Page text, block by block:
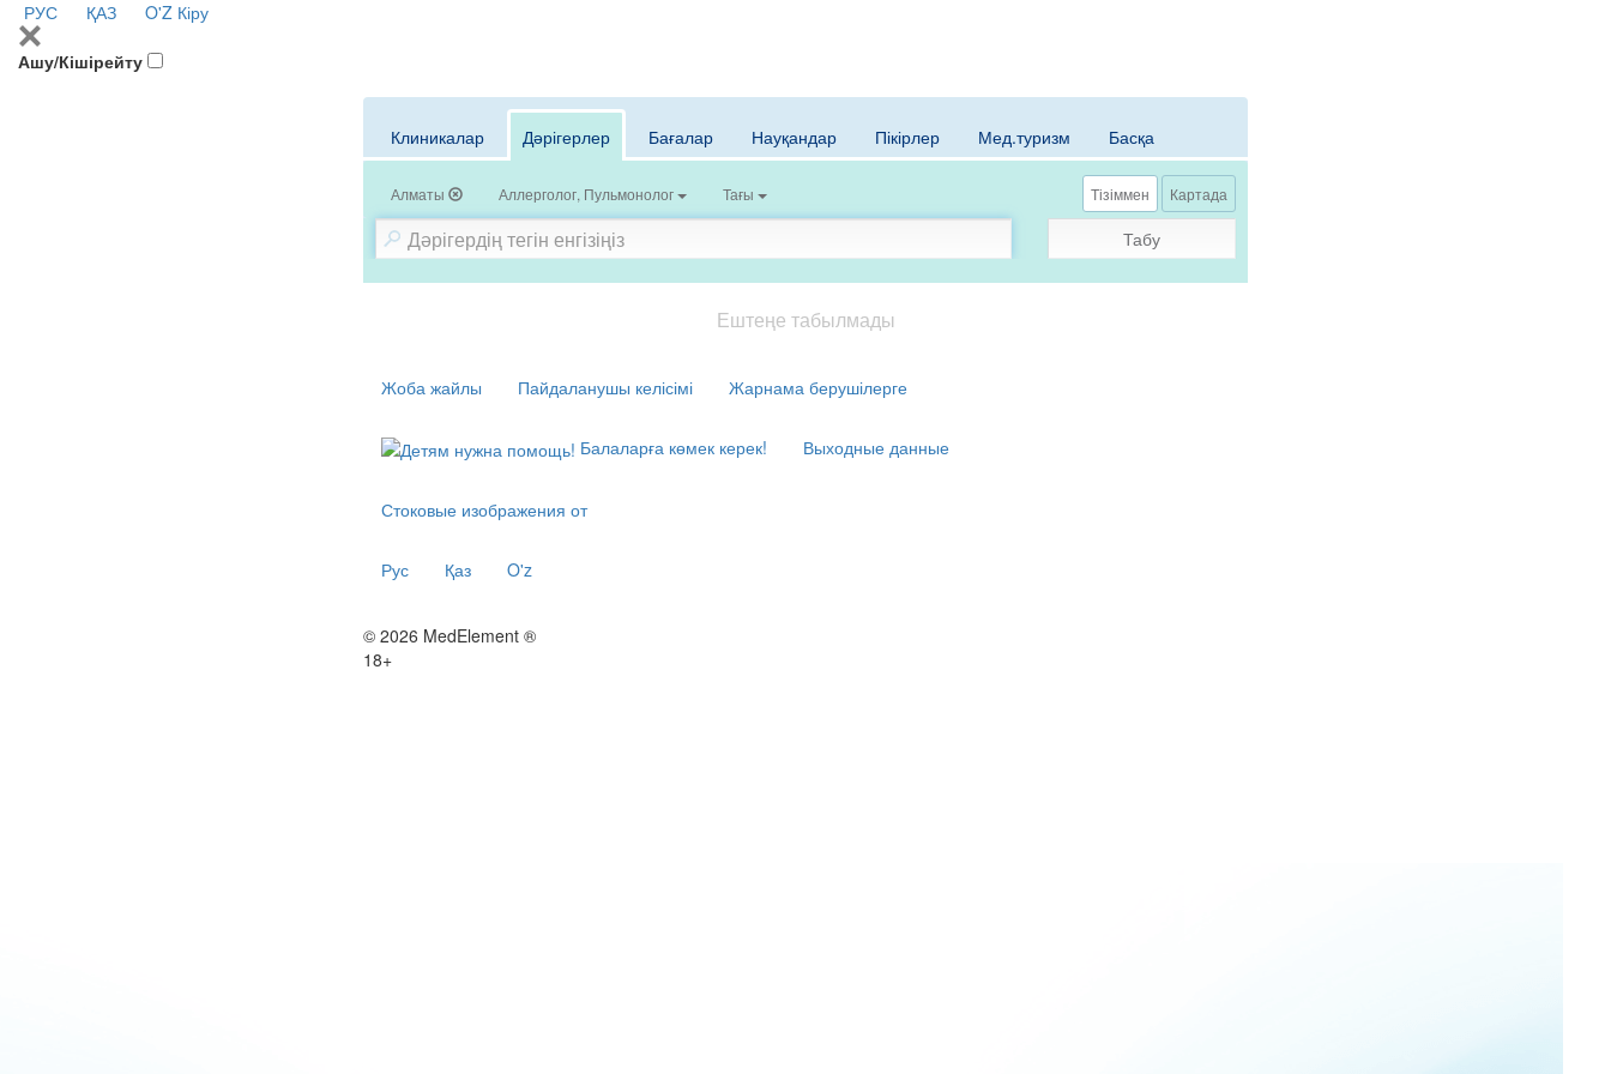
РУС ҚАЗ O'Z Кіру
Ашу/Кішірейту
Клиникалар Дәрігерлер Бағалар Науқандар Пікірлер Мед.туризм Басқа
Алматы Аллерголог, Пульмонолог Тағы Тізіммен Картада
Табу
Ештеңе табылмады
Жоба жайлы Пайдаланушы келісімі Жарнама берушілерге
Балаларға көмек керек! Выходные данные
Стоковые изображения от
Рус Қаз O'z
© 2026 MedElement ®
18+